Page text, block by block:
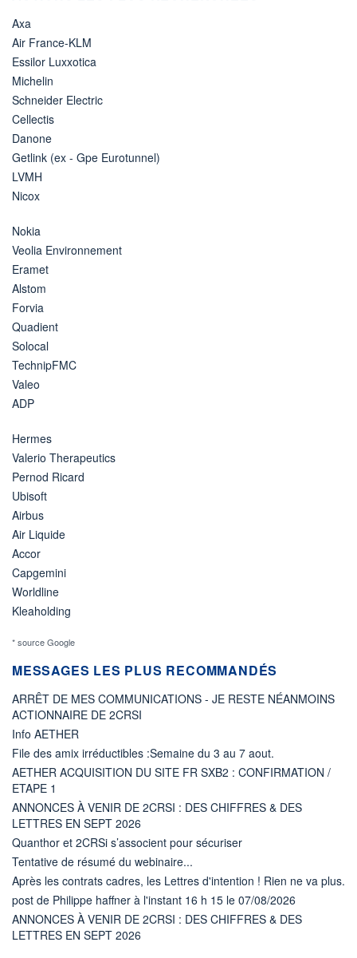
Axa
Air France-KLM
Essilor Luxxotica
Michelin
Schneider Electric
Cellectis
Danone
Getlink (ex - Gpe Eurotunnel)
LVMH
Nicox
Nokia
Veolia Environnement
Eramet
Alstom
Forvia
Quadient
Solocal
TechnipFMC
Valeo
ADP
Hermes
Valerio Therapeutics
Pernod Ricard
Ubisoft
Airbus
Air Liquide
Accor
Capgemini
Worldline
Kleaholding
* source Google
MESSAGES LES PLUS RECOMMANDÉS
ARRÊT DE MES COMMUNICATIONS - JE RESTE NÉANMOINS
ACTIONNAIRE DE 2CRSI
Info AETHER
File des amix irréductibles :Semaine du 3 au 7 aout.
AETHER ACQUISITION DU SITE FR SXB2 : CONFIRMATION /
ETAPE 1
ANNONCES À VENIR DE 2CRSI : DES CHIFFRES & DES
LETTRES EN SEPT 2026
Quanthor et 2CRSi s’associent pour sécuriser
Tentative de résumé du webinaire...
Après les contrats cadres, les Lettres d'intention ! Rien ne va plus.
post de Philippe haffner à l'instant 16 h 15 le 07/08/2026
ANNONCES À VENIR DE 2CRSI : DES CHIFFRES & DES
LETTRES EN SEPT 2026